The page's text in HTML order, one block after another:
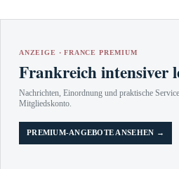
ANZEIGE · FRANCE PREMIUM
Frankreich intensiver
Nachrichten, Einordnung und praktische
Mitgliedskonto.
PREMIUM-ANGEBOTE ANSEHEN →